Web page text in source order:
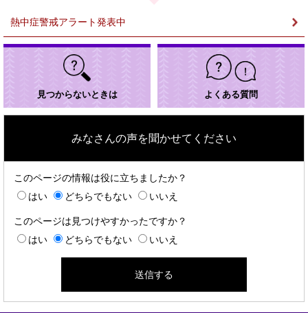
熱中症警戒アラート発表中
見つからないときは よくある質問
みなさんの声を聞かせてください
このページの情報は役に立ちましたか？
はい
どちらでもない いいえ
このページは見つけやすかったですか？
はい
どちらでもない いいえ